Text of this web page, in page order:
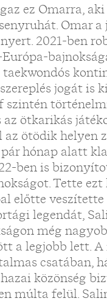
ez Omarra,
Omar
2021-ben
jogát is
szintén
az ötkarikás
ötödik helyen
hónap alatt
ben is
Tette
előtte
legendát,
még
a legjobb lett.
csatában,
közönség
múlta felül.